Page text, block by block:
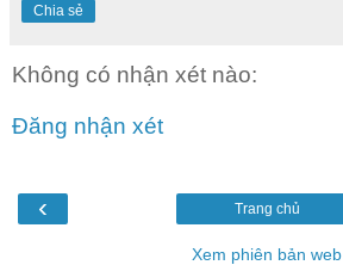
Chia sẻ
Không có nhận xét nào:
Đăng nhận xét
‹ Trang chủ
Xem phiên bản web